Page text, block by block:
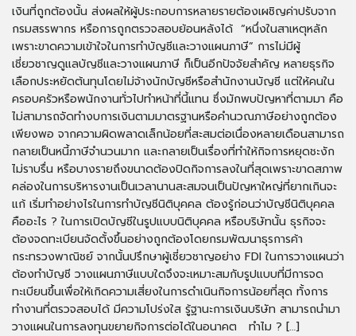
เงินที่ถูกต้องนั้น ส่งผลให้ผู้ประกอบการหลายรายต้องเผชิญค่าปรับจาก
กรมสรรพากร หรือการถูกตรวจสอบย้อนหลังได้ “หนึ่งในสาเหตุหลัก
เพราะขาดความเข้าใจในการทำบัญชีและวางแผนภาษี” การไม่มีผู้
เชี่ยวชาญดูแลบัญชีและวางแผนภาษี ก็เป็นอีกปัจจัยสำคัญ หลายธุรกิจ
เลือกประหยัดต้นทุนโดยไม่จ้างนักบัญชีหรือสำนักงานบัญชี แต่ให้คนใน
ครอบครัวหรือพนักงานทั่วไปทำหน้าที่นี้แทน ซึ่งมักพบปัญหาที่ตามมา คือ
ไม่สามารถจัดทำงบการเงินตามมาตรฐานหรือคำนวณภาษีอย่างถูกต้อง
เพียงพอ จากความผิดพลาดเล็กน้อยที่สะสมต่อเนื่องหลายเดือนสามารถ
กลายเป็นหนี้ภาษีจำนวนมาก และกลายเป็นเรื่องที่ทำให้กิจการหยุดชะงัก
ไม่ราบรื่น หรือบางรายถึงขนาดต้องปิดกิจการลงในที่สุดเพราะขาดสภาพ
คล่องในการบริหารงานเป็นเวลานานสะสมจนเป็นปัญหาใหญ่ที่ยากเกินจะ
แก้ เริ่มทำอย่างไรในการทำบัญชีนิติบุคคล ต้องรู้ก่อนว่าบัญชีนิติบุคคล
คืออะไร ? ในการเปิดบัญชีในรูปแบบนิติบุคคล หรือบริษัทนั้น ธุรกิจจะ
ต้องจดทะเบียนจัดตั้งขึ้นอย่างถูกต้องโดยกรมพัฒนาธุรการค้า
กระทรวงพาณิชย์ จากนั้นปรึกษาผู้เชี่ยวชาญอย่าง FDI ในการวางแผนว่า
ต้องทำบัญชี วางแผนภาษีแบบใดจึงจะเหมาะสมกับรูปแบบที่มีการจด
ทะเบียนขึ้นเพื่อให้เกิดความเสี่ยงในการดำเนินกิจการน้อยที่สุด ทั้งการ
ทำงานที่ตรวจสอบได้ มีความโปร่งใส รู้ฐานะการเงินบริษัท สามารถนำมา
วางแผนในการลงทุนขยายกิจการต่อได้ในอนาคต ทำไม ? […]